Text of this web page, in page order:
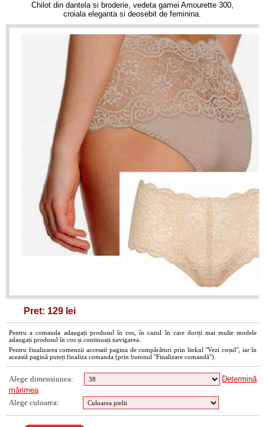
Chilot din dantela si broderie, vedeta gamei Amourette 300,
croiala eleganta si deosebit de feminina.
Pret: 129 lei
Pentru a comanda adaugați produsul în cos, în cazul în care doriți mai multe modele
adaugați produsul în cos și continuați navigarea.
Pentru finalizarea comenzii accesati pagina de cumpărături prin linkul "Vezi coșul", iar în
această pagină puteți finaliza comanda (prin butonul "Finalizare comandă").
Alege dimensiunea:
Determină
mărimea
Alege culoarea: